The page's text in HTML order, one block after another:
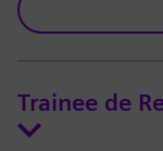
Trainee de